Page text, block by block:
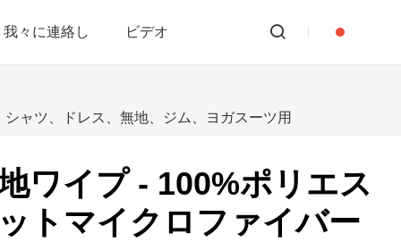
我々に連絡し ビデオ
ャツ、ドレス、無地、ジム、ヨガスーツ用
ワイプ - 100%ポリエス
トマイクロファイバー